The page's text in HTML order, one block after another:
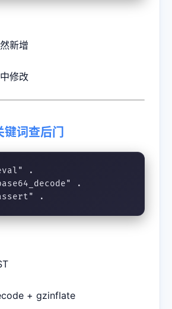
新增
修改
词查后门
.
.
.
+ gzinflate